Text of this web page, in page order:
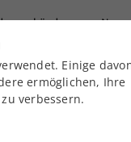
News
Über uns
Einige
ermöglichen, Ihre
verbessern.